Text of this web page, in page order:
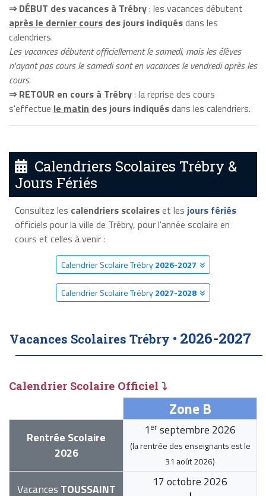
⇒ DÉBUT des vacances à Trébry: les vacances débutent
après le dernier cours des jours indiquésdans les
calendriers.
Les vacances débutent officiellement le samedi, mais les élèves
n'ayant pas cours le samedi sont en vacances le vendredi après les
cours.
⇒ RETOUR en cours à Trébry: la reprise des cours
s'effectue le matin des jours indiquésdans les calendriers.
Calendriers Scolaires Trébry &
Jours Fériés
Consultez les calendriers scolaireset les jours fériés
officiels pour la ville de Trébry, pour l'année scolaire en
cours et celles à venir :
Calendrier Scolaire Trébry2026-2027
Calendrier Scolaire Trébry2027-2028
Vacances Scolaires Trébry • 2026-2027
Calendrier Scolaire Officiel ⤵
Zone B
Rentrée Scolaire
2026
1 er septembre 2026
(la rentrée des enseignants est le
31 août 2026)
Vacances TOUSSAINT 17 octobre 2026